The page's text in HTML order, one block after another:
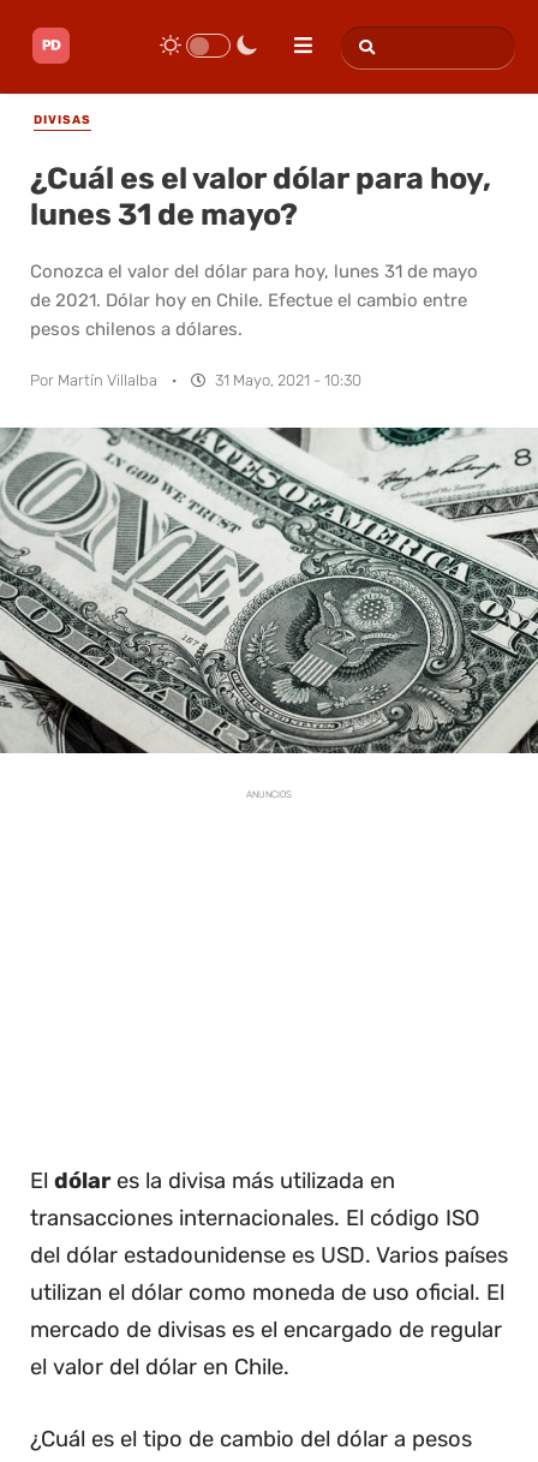
DIVISAS
¿Cuál es el valor dólar para hoy,
lunes 31 de mayo?
Conozca el valor del dólar para hoy, lunes 31 de mayo
de 2021. Dólar hoy en Chile. Efectue el cambio entre
pesos chilenos a dólares.
Por Martín Villalba · 31 Mayo, 2021 - 10:30
ANUNCIOS
El dólares la divisa más utilizada en
transacciones internacionales. El código ISO
del dólar estadounidense es USD. Varios países
utilizan el dólar como moneda de uso oficial. El
mercado de divisas es el encargado de regular
el valor del dólar en Chile.
¿Cuál es el tipo de cambio del dólar a pesos